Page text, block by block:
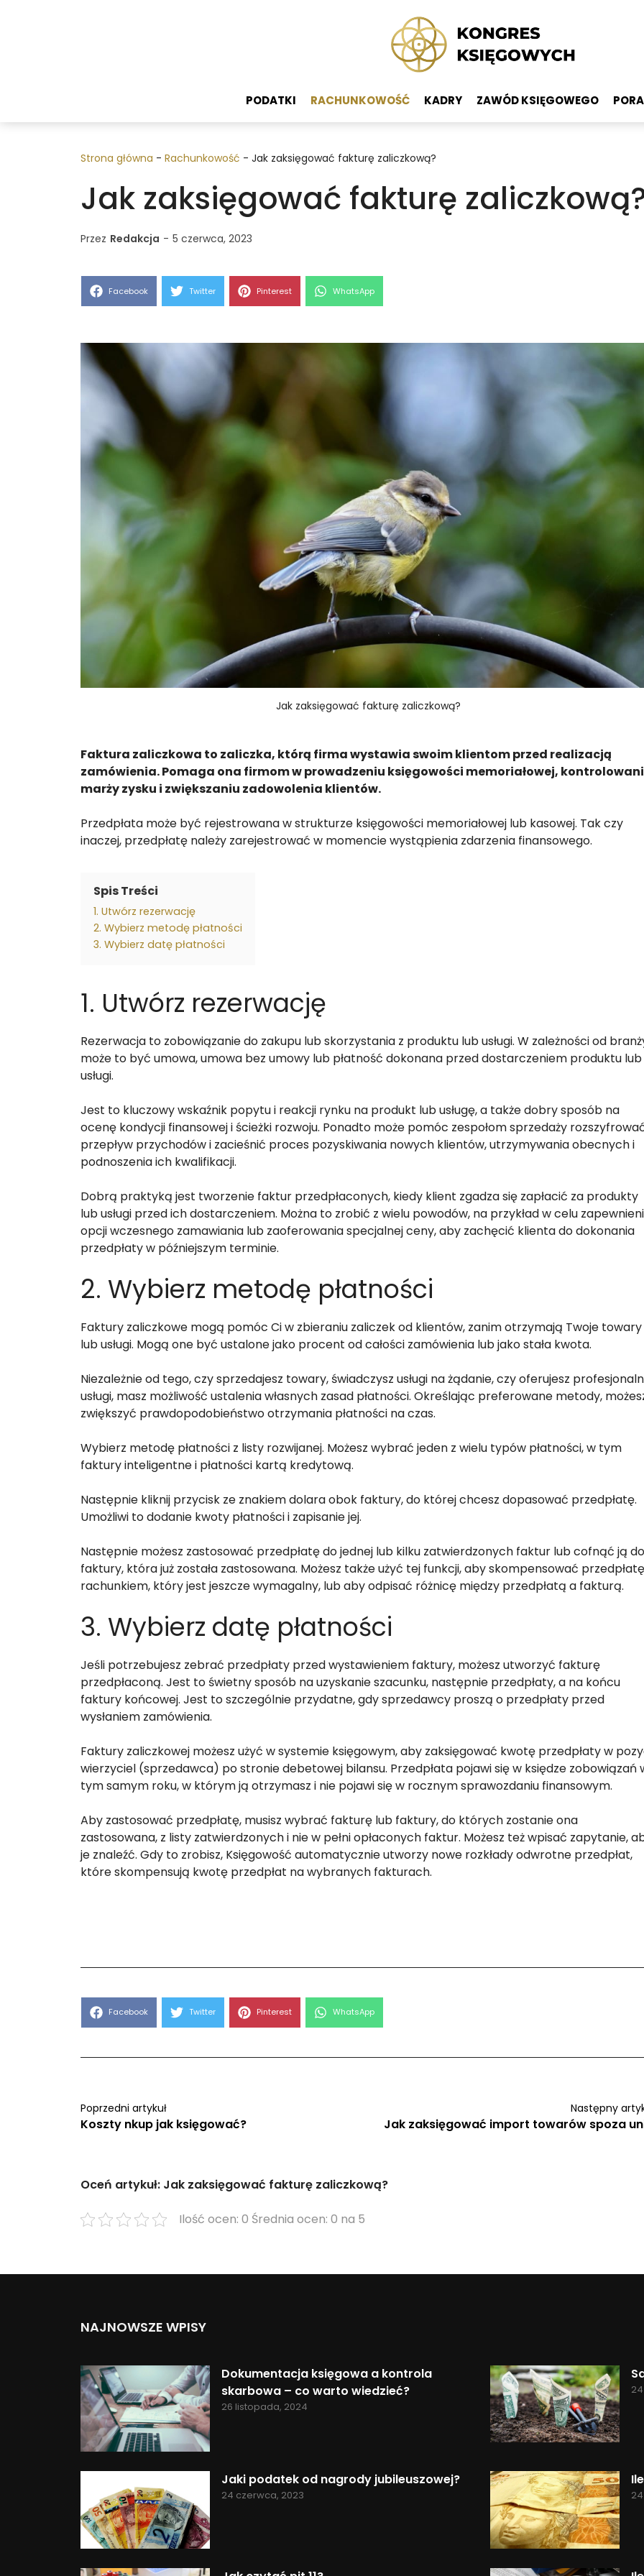
PODATKI RACHUNKOWOŚĆ KADRY ZAWÓD KSIĘGOWEGO
Strona główna - Rachunkowość - Jak zaksięgować fakturę zaliczkową?
Jak zaksięgować fakturę
Przez Redakcja - 5 czerwca, 2023
Share
Facebook Share
Twitter Share
Pinterest Share
WhatsApp
Jak zaksięgować fakturę zaliczkową?
Faktura zaliczkowa to zaliczka, którą firma wystawia swoim klientom przed realizacją
zamówienia. Pomaga ona firmom w prowadzeniu księgowości memoriałowej,
marży zysku i zwiększaniu zadowolenia klientów.
Przedpłata może być rejestrowana w strukturze księgowości memoriałowej lub kasowej. Tak czy
inaczej, przedpłatę należy zarejestrować w momencie wystąpienia zdarzenia finansowego.
Spis Treści
1. Utwórz rezerwację
2. Wybierz metodę płatności
3. Wybierz datę płatności
1. Utwórz rezerwację
Rezerwacja to zobowiązanie do zakupu lub skorzystania z produktu lub usługi. W zależności od
może to być umowa, umowa bez umowy lub płatność dokonana przed dostarczeniem produktu lub
usługi.
Jest to kluczowy wskaźnik popytu i reakcji rynku na produkt lub usługę, a także dobry sposób na
ocenę kondycji finansowej i ścieżki rozwoju. Ponadto może pomóc zespołom sprzedaży
przepływ przychodów i zacieśnić proces pozyskiwania nowych klientów, utrzymywania obecnych i
podnoszenia ich kwalifikacji.
Dobrą praktyką jest tworzenie faktur przedpłaconych, kiedy klient zgadza się zapłacić za produkty
lub usługi przed ich dostarczeniem. Można to zrobić z wielu powodów, na przykład w celu
opcji wczesnego zamawiania lub zaoferowania specjalnej ceny, aby zachęcić klienta do dokonania
przedpłaty w późniejszym terminie.
2. Wybierz metodę płatności
Faktury zaliczkowe mogą pomóc Ci w zbieraniu zaliczek od klientów, zanim otrzymają Twoje towary
lub usługi. Mogą one być ustalone jako procent od całości zamówienia lub jako stała kwota.
Niezależnie od tego, czy sprzedajesz towary, świadczysz usługi na żądanie, czy oferujesz
usługi, masz możliwość ustalenia własnych zasad płatności. Określając preferowane metody,
zwiększyć prawdopodobieństwo otrzymania płatności na czas.
Wybierz metodę płatności z listy rozwijanej. Możesz wybrać jeden z wielu typów płatności, w tym
faktury inteligentne i płatności kartą kredytową.
Następnie kliknij przycisk ze znakiem dolara obok faktury, do której chcesz dopasować przedpłatę.
Umożliwi to dodanie kwoty płatności i zapisanie jej.
Następnie możesz zastosować przedpłatę do jednej lub kilku zatwierdzonych faktur lub cofnąć ją do
faktury, która już została zastosowana. Możesz także użyć tej funkcji, aby skompensować
rachunkiem, który jest jeszcze wymagalny, lub aby odpisać różnicę między przedpłatą a fakturą.
3. Wybierz datę płatności
Jeśli potrzebujesz zebrać przedpłaty przed wystawieniem faktury, możesz utworzyć fakturę
przedpłaconą. Jest to świetny sposób na uzyskanie szacunku, następnie przedpłaty, a na końcu
faktury końcowej. Jest to szczególnie przydatne, gdy sprzedawcy proszą o przedpłaty przed
wysłaniem zamówienia.
Faktury zaliczkowej możesz użyć w systemie księgowym, aby zaksięgować kwotę przedpłaty w
wierzyciel (sprzedawca) po stronie debetowej bilansu. Przedpłata pojawi się w księdze zobowiązań
tym samym roku, w którym ją otrzymasz i nie pojawi się w rocznym sprawozdaniu finansowym.
Aby zastosować przedpłatę, musisz wybrać fakturę lub faktury, do których zostanie ona
zastosowana, z listy zatwierdzonych i nie w pełni opłaconych faktur. Możesz też wpisać zapytanie,
je znaleźć. Gdy to zrobisz, Księgowość automatycznie utworzy nowe rozkłady odwrotne przedpłat,
które skompensują kwotę przedpłat na wybranych fakturach.
Share
Facebook Share
Twitter Share
Pinterest Share
WhatsApp
Poprzedni artykuł
Koszty nkup jak księgować?
Następny
Jak zaksięgować import towarów spoza
Oceń artykuł: Jak zaksięgować fakturę zaliczkową?
Ilość ocen: 0 Średnia ocen: 0 na 5
NAJNOWSZE WPISY
Dokumentacja księgowa a kontrola
skarbowa – co warto wiedzieć?
26 listopada, 2024
Jaki podatek od nagrody jubileuszowej?
24 czerwca, 2023